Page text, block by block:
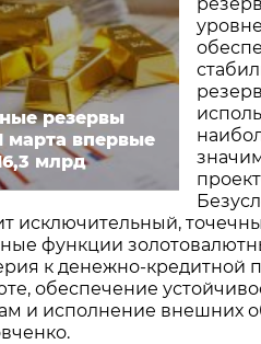
резервы
марта впервые
млрд
исключительный,
функции
к денежно-кредитной
обеспечение
и исполнение внешних